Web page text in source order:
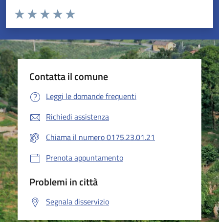
Valuta da 1 a 5 stelle la pagina
Valuta 5 stelle su 5
Valuta 4 stelle su 5
Valuta 3 stelle su 5
Valuta 2 stelle su 5
Valuta 1 stelle su 5
Contatta il comune
Leggi le domande frequenti
Richiedi assistenza
Chiama il numero 0175.23.01.21
Prenota appuntamento
Problemi in città
Segnala disservizio